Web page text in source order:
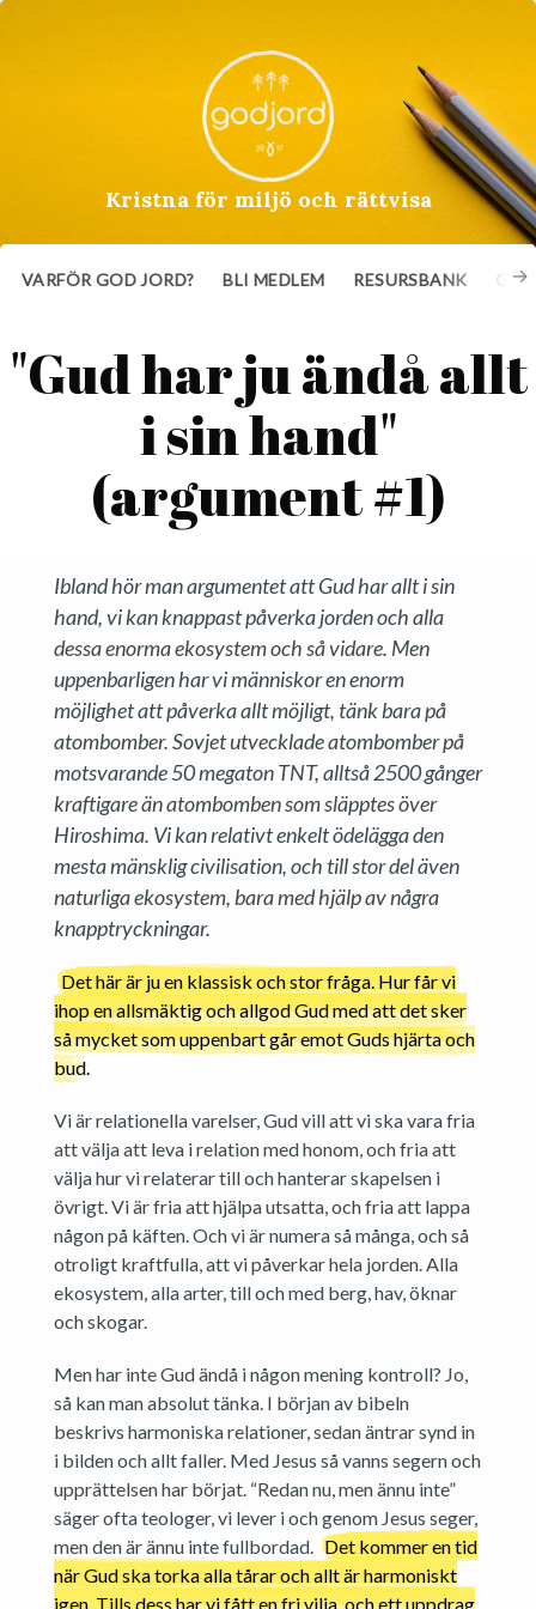
Kristna för miljö och rättvisa
VARFÖR GOD JORD? BLI MEDLEM RESURSBANK GE
"Gud har ju ändå allt
i sin hand"
(argument #1)
Ibland hör man argumentet att Gud har allt i sin
hand, vi kan knappast påverka jorden och alla
dessa enorma ekosystem och så vidare. Men
uppenbarligen har vi människor en enorm
möjlighet att påverka allt möjligt, tänk bara på
atombomber. Sovjet utvecklade atombomber på
motsvarande 50 megaton TNT, alltså 2500 gånger
kraftigare än atombomben som släpptes över
Hiroshima. Vi kan relativt enkelt ödelägga den
mesta mänsklig civilisation, och till stor del även
naturliga ekosystem, bara med hjälp av några
knapptryckningar.
Det här är ju en klassisk och stor fråga. Hur får vi
ihop en allsmäktig och allgod Gud med att det sker
så mycket som uppenbart går emot Guds hjärta och
bud.
Vi är relationella varelser, Gud vill att vi ska vara fria
att välja att leva i relation med honom, och fria att
välja hur vi relaterar till och hanterar skapelsen i
övrigt. Vi är fria att hjälpa utsatta, och fria att lappa
någon på käften. Och vi är numera så många, och så
otroligt kraftfulla, att vi påverkar hela jorden. Alla
ekosystem, alla arter, till och med berg, hav, öknar
och skogar.
Men har inte Gud ändå i någon mening kontroll? Jo,
så kan man absolut tänka. I början av bibeln
beskrivs harmoniska relationer, sedan äntrar synd in
i bilden och allt faller. Med Jesus så vanns segern och
upprättelsen har börjat. “Redan nu, men ännu inte”
säger ofta teologer, vi lever i och genom Jesus seger,
men den är ännu inte fullbordad.
Det kommer en tid
när Gud ska torka alla tårar och allt är harmoniskt
igen. Tills dess har vi fått en fri vilja, och ett uppdrag